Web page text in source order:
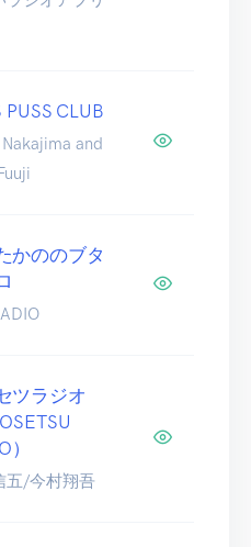
PUSS CLUB
and
かののブタ
ツラジオ
）
五/今村翔吾